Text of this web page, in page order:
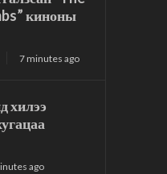
киноны
7 minutes ago
хилээ
ago